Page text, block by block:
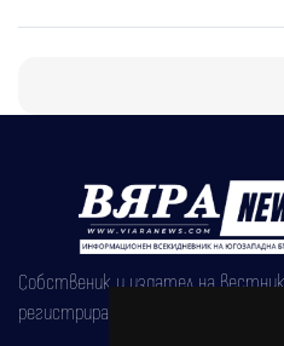
Собственик и издател на
регистрирана на 08.05.2002 година.